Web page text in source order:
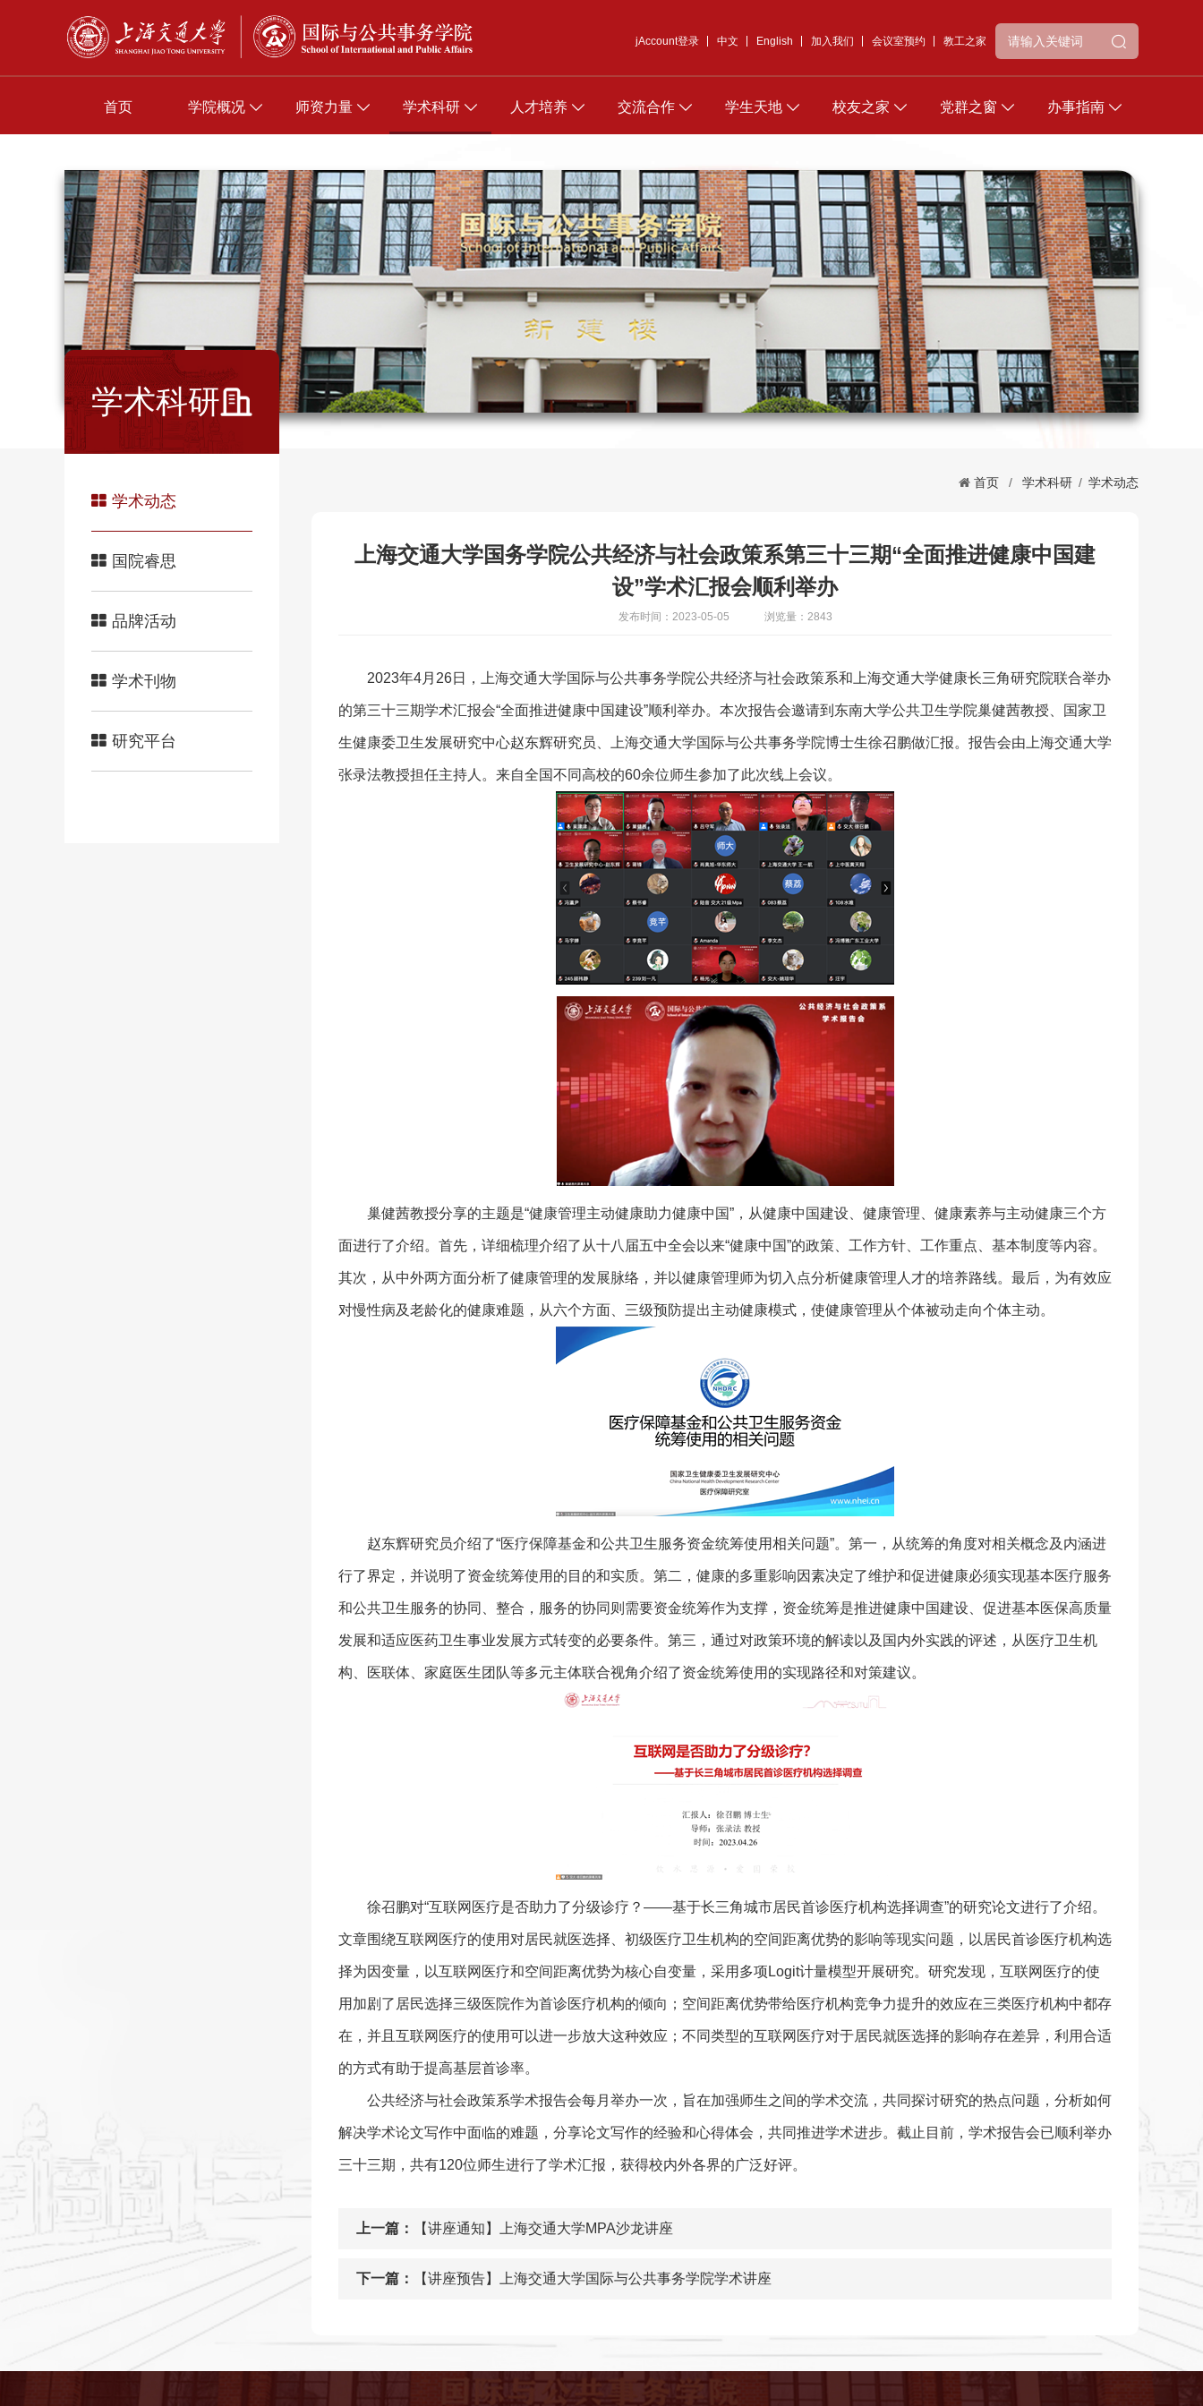
jAccount登录 中文 English 加入我们 会议室预约 教工之家
首页 学院概况 师资力量 学术科研 人才培养 交流合作 学生天地 校友之家 党群之窗 办事指南
学术科研
学术动态
国院睿思
品牌活动
学术刊物
研究平台
首页 / 学术科研 / 学术动态
上海交通大学国务学院公共经济与社会政策系第三十三期“全面推进健康中国建
设”学术汇报会顺利举办
发布时间：2023-05-05 浏览量：2843
2023年4月26日，上海交通大学国际与公共事务学院公共经济与社会政策系和上海交通大学健康长三角研究院联合举办
的第三十三期学术汇报会“全面推进健康中国建设”顺利举办。本次报告会邀请到东南大学公共卫生学院巢健茜教授、国家卫
生健康委卫生发展研究中心赵东辉研究员、上海交通大学国际与公共事务学院博士生徐召鹏做汇报。报告会由上海交通大学
张录法教授担任主持人。来自全国不同高校的60余位师生参加了此次线上会议。
巢健茜教授分享的主题是“健康管理主动健康助力健康中国”，从健康中国建设、健康管理、健康素养与主动健康三个方
面进行了介绍。首先，详细梳理介绍了从十八届五中全会以来“健康中国”的政策、工作方针、工作重点、基本制度等内容。
其次，从中外两方面分析了健康管理的发展脉络，并以健康管理师为切入点分析健康管理人才的培养路线。最后，为有效应
对慢性病及老龄化的健康难题，从六个方面、三级预防提出主动健康模式，使健康管理从个体被动走向个体主动。
赵东辉研究员介绍了“医疗保障基金和公共卫生服务资金统筹使用相关问题”。第一，从统筹的角度对相关概念及内涵进
行了界定，并说明了资金统筹使用的目的和实质。第二，健康的多重影响因素决定了维护和促进健康必须实现基本医疗服务
和公共卫生服务的协同、整合，服务的协同则需要资金统筹作为支撑，资金统筹是推进健康中国建设、促进基本医保高质量
发展和适应医药卫生事业发展方式转变的必要条件。第三，通过对政策环境的解读以及国内外实践的评述，从医疗卫生机
构、医联体、家庭医生团队等多元主体联合视角介绍了资金统筹使用的实现路径和对策建议。
徐召鹏对“互联网医疗是否助力了分级诊疗？——基于长三角城市居民首诊医疗机构选择调查”的研究论文进行了介绍。
文章围绕互联网医疗的使用对居民就医选择、初级医疗卫生机构的空间距离优势的影响等现实问题，以居民首诊医疗机构选
择为因变量，以互联网医疗和空间距离优势为核心自变量，采用多项Logit计量模型开展研究。研究发现，互联网医疗的使
用加剧了居民选择三级医院作为首诊医疗机构的倾向；空间距离优势带给医疗机构竞争力提升的效应在三类医疗机构中都存
在，并且互联网医疗的使用可以进一步放大这种效应；不同类型的互联网医疗对于居民就医选择的影响存在差异，利用合适
的方式有助于提高基层首诊率。
公共经济与社会政策系学术报告会每月举办一次，旨在加强师生之间的学术交流，共同探讨研究的热点问题，分析如何
解决学术论文写作中面临的难题，分享论文写作的经验和心得体会，共同推进学术进步。截止目前，学术报告会已顺利举办
三十三期，共有120位师生进行了学术汇报，获得校内外各界的广泛好评。
上一篇： 【讲座通知】上海交通大学MPA沙龙讲座
下一篇： 【讲座预告】上海交通大学国际与公共事务学院学术讲座